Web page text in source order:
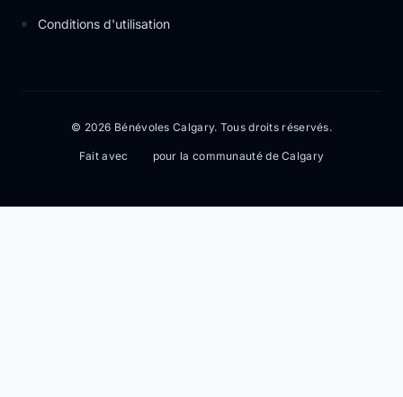
Conditions d'utilisation
© 2026 Bénévoles Calgary. Tous droits réservés.
Fait avec pour la communauté de Calgary